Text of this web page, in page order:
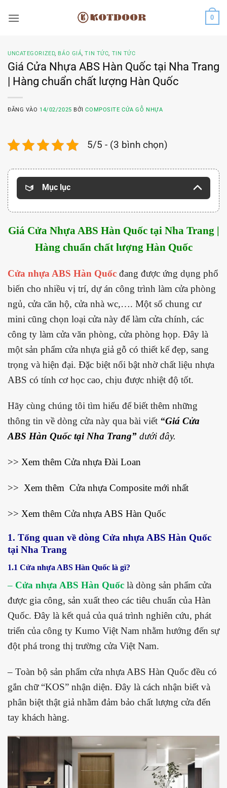
qua
0
UNCATEGORIZED, BÁO GIÁ,TIN TỨC, TIN TỨC
Giá Cửa Nhựa ABS Hàn Quốc tại Nha Trang
| Hàng chuẩn chất lượng Hàn Quốc
ĐĂNG VÀO 14/02/2025 BỞICOMPOSITE CỬA GỖ NHỰA
5/5 - (3 bình chọn)
Mục lục
Giá Cửa Nhựa ABS Hàn Quốc tại Nha Trang |
Hàng chuẩn chất lượng Hàn Quốc
Cửa nhựa ABS Hàn Quốc đang được ứng dụng phổ
biến cho nhiều vị trí, dự án công trình làm cửa phòng
ngủ, cửa căn hộ, cửa nhà wc,…. Một số chung cư
mini cũng chọn loại cửa này để làm cửa chính, các
công ty làm cửa văn phòng, cửa phòng họp. Đây là
một sản phẩm cửa nhựa giả gỗ có thiết kế đẹp, sang
trọng và hiện đại. Đặc biệt nổi bật nhờ chất liệu nhựa
ABS có tính cơ học cao, chịu được nhiệt độ tốt.
Hãy cùng chúng tôi tìm hiểu để biết thêm những
thông tin về dòng cửa này qua bài viết “Giá Cửa
ABS Hàn Quốc tại Nha Trang” dưới đây.
>> Xem thêm Cửa nhựa Đài Loan
>> Xem thêm Cửa nhựa Composite mới nhất
>> Xem thêm Cửa nhựa ABS Hàn Quốc
1. Tổng quan về dòng Cửa nhựa ABS Hàn Quốc
tại Nha Trang
1.1 Cửa nhựa ABS Hàn Quốc là gì?
– Cửa nhựa ABS Hàn Quốc là dòng sản phẩm cửa
được gia công, sản xuất theo các tiêu chuẩn của Hàn
Quốc. Đây là kết quả của quá trình nghiên cứu, phát
triển của công ty Kumo Việt Nam nhằm hướng đến sự
đột phá trong thị trường cửa Việt Nam.
– Toàn bộ sản phẩm cửa nhựa ABS Hàn Quốc đều có
gắn chữ “KOS” nhận diện. Đây là cách nhận biết và
phân biệt thật giả nhằm đảm bảo chất lượng cửa đến
tay khách hàng.